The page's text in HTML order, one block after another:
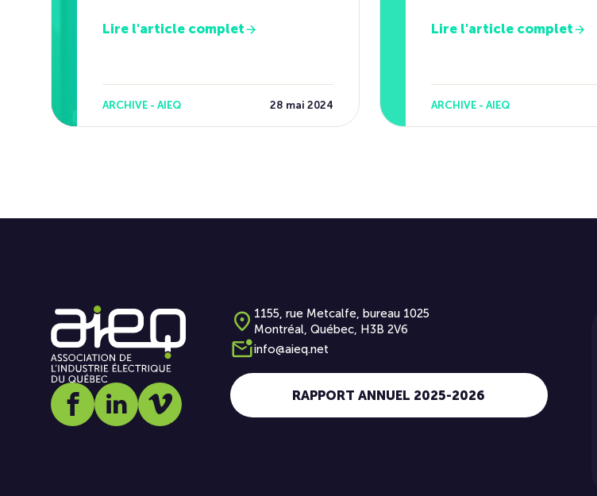
Lire l'article complet
ARCHIVE - AIEQ 28 mai 2024
Lire l'article complet
ARCHIVE - AIEQ
Social media link icon-facebook
Social media link icon-linkedin
Social media link icon-vimeo
1155, rue Metcalfe, bureau 1025
Montréal, Québec, H3B 2V6
info@aieq.net
RAPPORT ANNUEL 2025-2026